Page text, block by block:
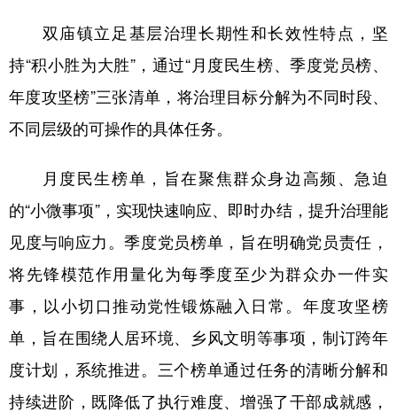
双庙镇立足基层治理长期性和长效性特点，坚
持“积小胜为大胜”，通过“月度民生榜、季度党员榜、
年度攻坚榜”三张清单，将治理目标分解为不同时段、
不同层级的可操作的具体任务。
月度民生榜单，旨在聚焦群众身边高频、急迫
的“小微事项”，实现快速响应、即时办结，提升治理能
见度与响应力。季度党员榜单，旨在明确党员责任，
将先锋模范作用量化为每季度至少为群众办一件实
事，以小切口推动党性锻炼融入日常。年度攻坚榜
单，旨在围绕人居环境、乡风文明等事项，制订跨年
度计划，系统推进。三个榜单通过任务的清晰分解和
持续进阶，既降低了执行难度、增强了干部成就感，